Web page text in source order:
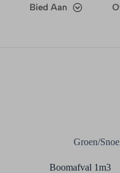
Bied Aan
Groen/
Boomafval 1m3